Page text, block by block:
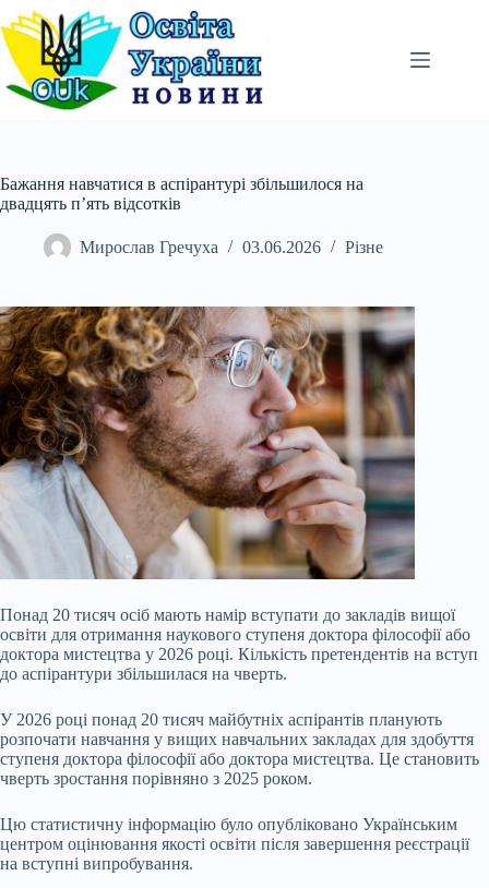
Перейти
до
вмісту
Бажання навчатися в аспірантурі збільшилося на
двадцять п’ять відсотків
Мирослав Гречуха 03.06.2026 Різне
Понад 20 тисяч осіб мають намір вступати до закладів вищої
освіти для отримання наукового ступеня доктора філософії або
доктора мистецтва у 2026 році. Кількість претендентів на вступ
до аспірантури збільшилася на чверть.
У 2026 році понад 20 тисяч майбутніх аспірантів планують
розпочати навчання у вищих навчальних закладах для здобуття
ступеня доктора філософії або доктора мистецтва. Це становить
чверть зростання порівняно з 2025 роком.
Цю статистичну інформацію було опубліковано Українським
центром оцінювання якості освіти після завершення реєстрації
на вступні випробування.